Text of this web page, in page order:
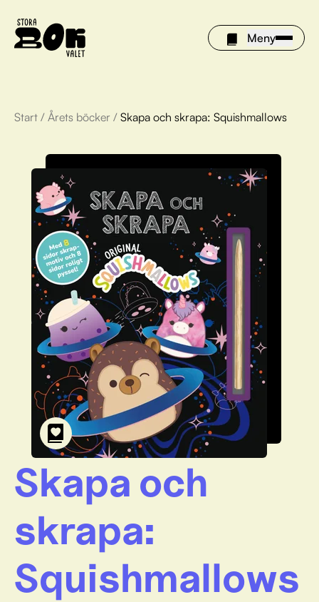
Meny
Årets böcker
Om Stora bokvalet
Olivia tipsar
Vinnare
FAQ
För bibliotek
Start / Årets böcker / Skapa och skrapa: Squishmallows
Skapa och
skrapa:
Squishmallows